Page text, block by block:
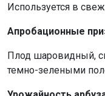
Используется в
Апробационные
Плод шаровидный,
темно-зелеными